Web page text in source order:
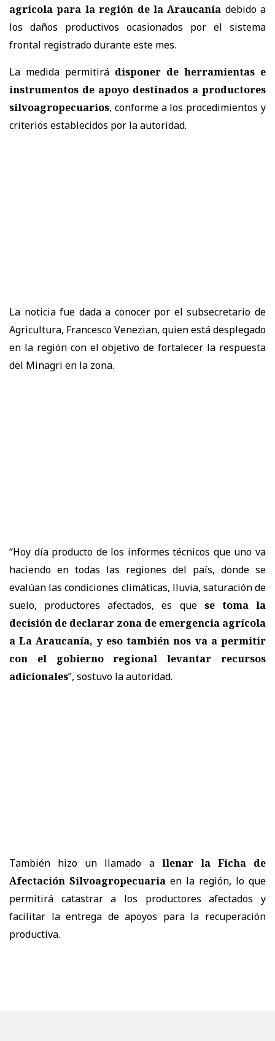
agrícola para la región de la Araucanía debido a
los daños productivos ocasionados por el sistema
frontal registrado durante este mes.
La medida permitirá disponer de herramientas e
instrumentos de apoyo destinados a productores
silvoagropecuarios, conforme a los procedimientos y
criterios establecidos por la autoridad.
La noticia fue dada a conocer por el subsecretario de
Agricultura, Francesco Venezian, quien está desplegado
en la región con el objetivo de fortalecer la respuesta
del Minagri en la zona.
“Hoy día producto de los informes técnicos que uno va
haciendo en todas las regiones del país, donde se
evalúan las condiciones climáticas, lluvia, saturación de
suelo, productores afectados, es que se toma la
decisión de declarar zona de emergencia agrícola
a La Araucanía, y eso también nos va a permitir
con el gobierno regional levantar recursos
adicionales”, sostuvo la autoridad.
También hizo un llamado a llenar la Ficha de
Afectación Silvoagropecuaria en la región, lo que
permitirá catastrar a los productores afectados y
facilitar la entrega de apoyos para la recuperación
productiva.